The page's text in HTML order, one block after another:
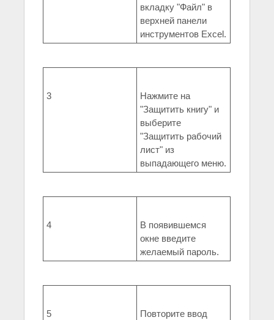
вкладку "Файл" в
верхней панели
инструментов Excel.
3
Нажмите на
"Защитить книгу" и
выберите
"Защитить рабочий
лист" из
выпадающего меню.
4
В появившемся
окне введите
желаемый пароль.
5
Повторите ввод